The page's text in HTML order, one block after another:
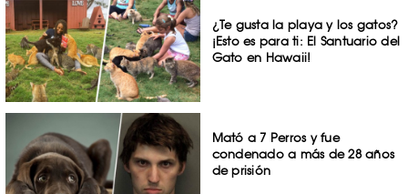
¿Te gusta la playa y los gatos?
¡Esto es para ti: El Santuario del
Gato en Hawaii!
Mató a 7 Perros y fue
condenado a más de 28 años
de prisión